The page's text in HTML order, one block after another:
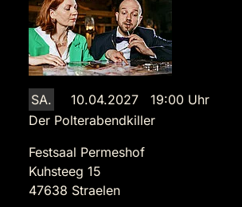
SA.
10.04.2027 19:00 Uhr
Der Polterabendkiller
Festsaal Permeshof
Kuhsteeg 15
47638 Straelen